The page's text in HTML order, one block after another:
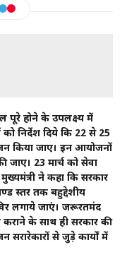
पूरे होने के उपलक्ष्य में
निर्देश दिये कि 22 से 25
किया जाए। इन आयोजनों
23 मार्च को सेवा
ने कहा कि सरकार
स्तर तक बहुद्देशीय
लगाये जाएं। जरूरतमंद
के साथ ही सरकार की
सरारेकारों से जुड़े कार्यों में